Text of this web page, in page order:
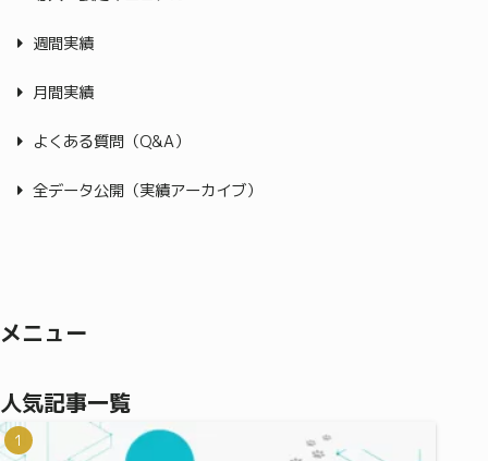
週間実績
月間実績
よくある質問（Q&A）
全データ公開（実績アーカイブ）
メニュー
人気記事一覧